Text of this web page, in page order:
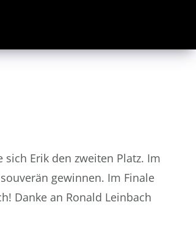
Erik den zweiten Platz. Im
gewinnen. Im Finale
Danke an Ronald Leinbach